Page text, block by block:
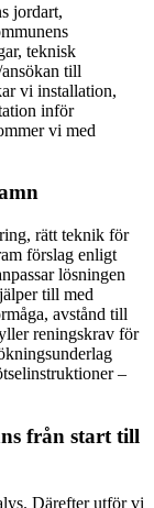
jordart,
teknisk
till
vi installation,
inför
vi med
rätt teknik för
förslag enligt
lösningen
till med
avstånd till
reningskrav för
–
från start till
Därefter utför vi